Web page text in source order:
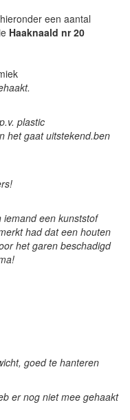
een aantal
Haaknaald nr 20
plastic
het gaat uitstekend.ben
een kunststof
had dat een houten
het garen beschadigd
goed te hanteren
er nog niet mee gehaakt